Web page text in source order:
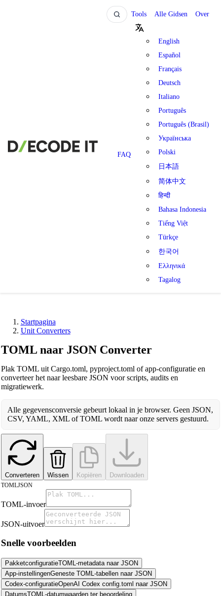
Tools Alle Gidsen Over
FAQ
English
Español
Français
Deutsch
Italiano
Português
Português (Brasil)
Українська
Polski
日本語
简体中文
हिन्दी
Bahasa Indonesia
Tiếng Việt
Türkçe
한국어
Ελληνικά
Tagalog
Startpagina
Unit Converters
TOML naar JSON Converter
Plak TOML uit Cargo.toml, pyproject.toml of app-configuratie en
converteer het naar leesbare JSON voor scripts, audits en
migratiewerk.
Alle gegevensconversie gebeurt lokaal in je browser. Geen JSON,
CSV, YAML, XML of TOML wordt naar onze servers gestuurd.
Converteren Wissen Kopiëren Downloaden
TOMLJSON
TOML-invoer
JSON-uitvoer
Snelle voorbeelden
PakketconfiguratieTOML-metadata naar JSON
App-instellingenGeneste TOML-tabellen naar JSON
Codex-configuratieOpenAI Codex config.toml naar JSON
DatumsTOML-datumwaarden ter beoordeling